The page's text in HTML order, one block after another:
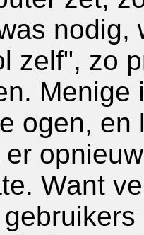
nodig,
zelf", zo
ogen, en
Want